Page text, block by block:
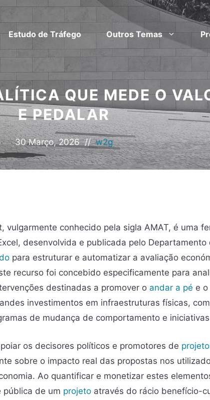
Estudo de Tráfego Outros Temas
QUE MEDE O
E PEDALAR
30 Março, 2026 // w2g
vulgarmente conhecido pela sigla AMAT, é uma
desenvolvida e publicada pelo Departamento
para estruturar e automatizar a avaliação
recurso foi concebido especificamente para
destinadas a promover o andar a pé e
investimentos em infraestruturas físicas,
de mudança de comportamento e
os decisores políticos e promotores de
sobre o impacto real das propostas nos
Ao quantificar e monetizar estes
pública de um projeto através do rácio benefício-